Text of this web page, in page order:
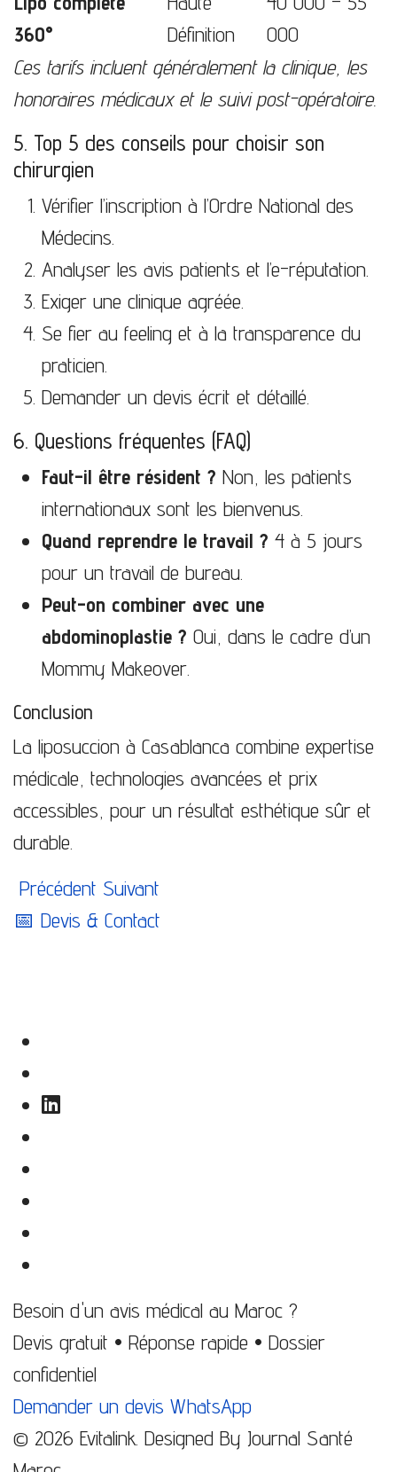
360°
Définition
000
Ces tarifs incluent généralement la clinique, les
honoraires médicaux et le suivi post-opératoire.
5. Top 5 des conseils pour choisir son
chirurgien
Vérifier l’inscription à l’Ordre National des
Médecins.
Analyser les avis patients et l’e-réputation.
Exiger une clinique agréée.
Se fier au feeling et à la transparence du
praticien.
Demander un devis écrit et détaillé.
6. Questions fréquentes (FAQ)
Faut-il être résident ? Non, les patients
internationaux sont les bienvenus.
Quand reprendre le travail ? 4 à 5 jours
pour un travail de bureau.
Peut-on combiner avec une
abdominoplastie ? Oui, dans le cadre d’un
Mommy Makeover.
Conclusion
La liposuccion à Casablanca combine expertise
médicale, technologies avancées et prix
accessibles, pour un résultat esthétique sûr et
durable.
Article précédent : Varices et Varicocèle :
Précédent Article suivant : Cliniques
Suivant
📅 Devis & Contact
Besoin d'un avis médical au Maroc ?
Devis gratuit • Réponse rapide • Dossier
confidentiel
Demander un devis WhatsApp
© 2026 Evitalink. Designed By Journal Santé